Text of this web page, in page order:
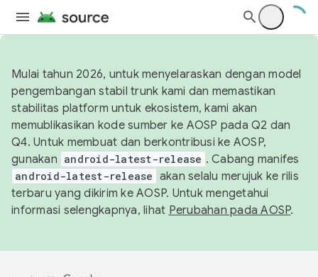
Mulai tahun 2026, untuk menyelaraskan dengan model
pengembangan stabil trunk kami dan memastikan
stabilitas platform untuk ekosistem, kami akan
memublikasikan kode sumber ke AOSP pada Q2 dan
Q4. Untuk membuat dan berkontribusi ke AOSP,
gunakan android-latest-release . Cabang manifes
android-latest-release akan selalu merujuk ke rilis
terbaru yang dikirim ke AOSP. Untuk mengetahui
informasi selengkapnya, lihat Perubahan pada AOSP.